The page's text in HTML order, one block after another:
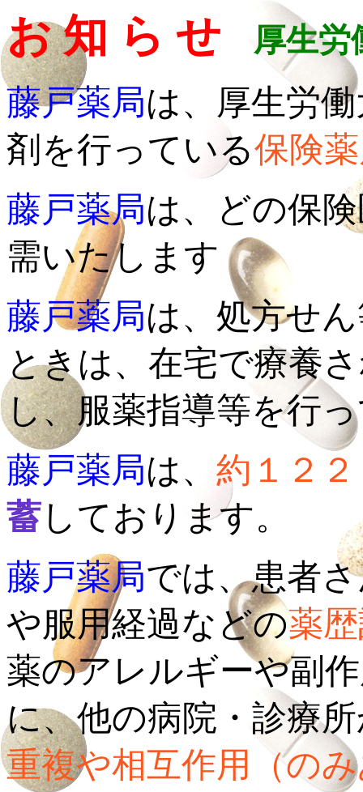
お 知 ら せ 厚生労
藤戸薬局は、厚生労
剤を行っている保険
藤戸薬局は、どの保
需いたします
藤戸薬局は、処方せ
ときは、在宅で療養
し、服薬指導等を行
藤戸薬局は、 約１２
蓄しております。
藤戸薬局では、患者
や服用経過などの薬
薬のアレルギーや副
に、他の病院・診療
重複や相互作用（の